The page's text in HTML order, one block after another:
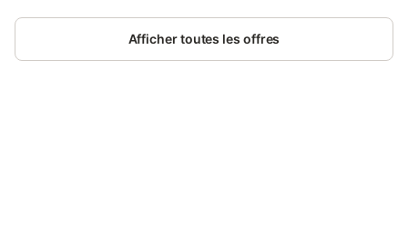
Hippodrome Beach.
property offers
Afficher toutes les offres